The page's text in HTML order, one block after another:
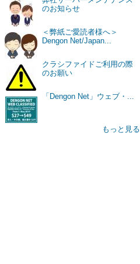
のお知らせ
＜弊紙ご愛読者様へ＞
Dengon Net/Japan...
クラシファイドご利用の際
のお願い
「Dengon Net」ウェブ・...
もっと見る